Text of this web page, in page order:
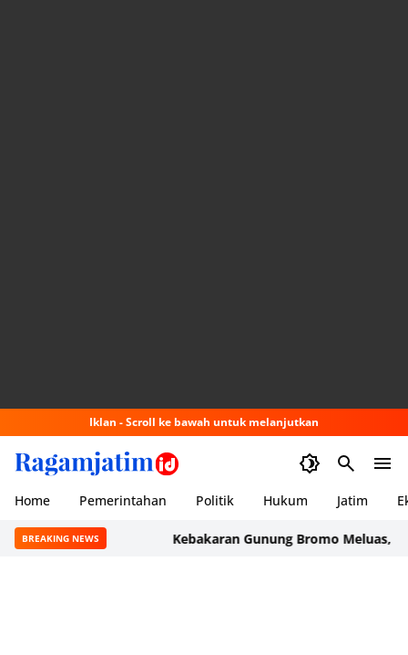
Iklan - Scroll ke bawah untuk melanjutkan
Home Pemerintahan Politik Hukum Jatim
BREAKING NEWS Kebakaran Gunung Bromo Meluas, Tiga